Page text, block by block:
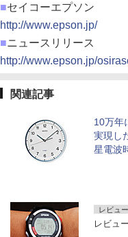
■セイコーエプソン
http://www.epson.jp/
■ニュースリリース
http://www.epson.jp/
関連記事
10万年
実現し
星電波
レビュー
レビュー